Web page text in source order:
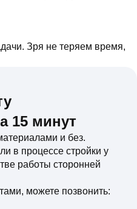
Зря не теряем время,
15 минут
и без.
в процессе стройки у
работы сторонней
можете позвонить: